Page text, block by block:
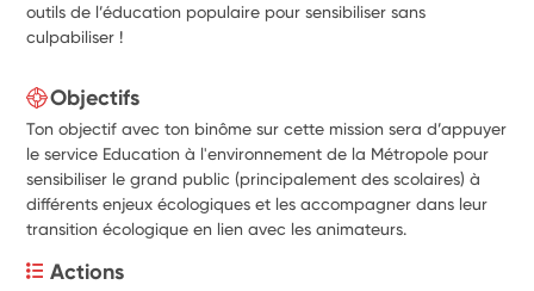
outils de l’éducation populaire pour sensibiliser sans
culpabiliser !
Objectifs
Ton objectif avec ton binôme sur cette mission sera d’appuyer
le service Education à l'environnement de la Métropole pour
sensibiliser le grand public (principalement des scolaires) à
différents enjeux écologiques et les accompagner dans leur
transition écologique en lien avec les animateurs.
Actions